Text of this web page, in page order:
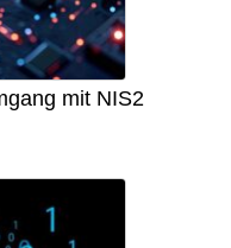
mit NIS2